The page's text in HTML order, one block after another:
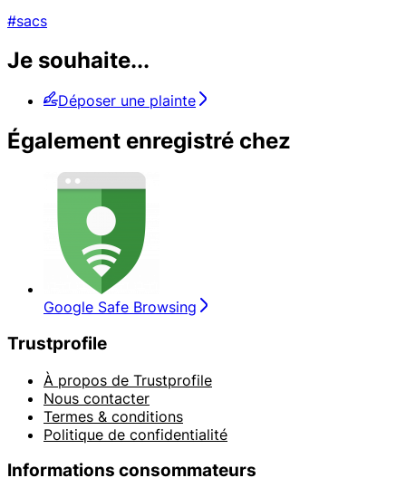
#sacs
Je souhaite...
Déposer une plainte
Également enregistré chez
Google Safe Browsing
Trustprofile
À propos de Trustprofile
Nous contacter
Termes & conditions
Politique de confidentialité
Informations consommateurs